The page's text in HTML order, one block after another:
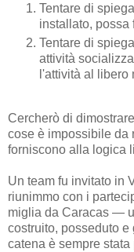
Tentare di
installato, possa
Tentare di
attività
l'attività al libero
Cercherò di
cose è impossibile da
forniscono alla logica
Un team fu invitato in
riunimmo con i
miglia da Caracas —
costruito, posseduto
catena è sempre